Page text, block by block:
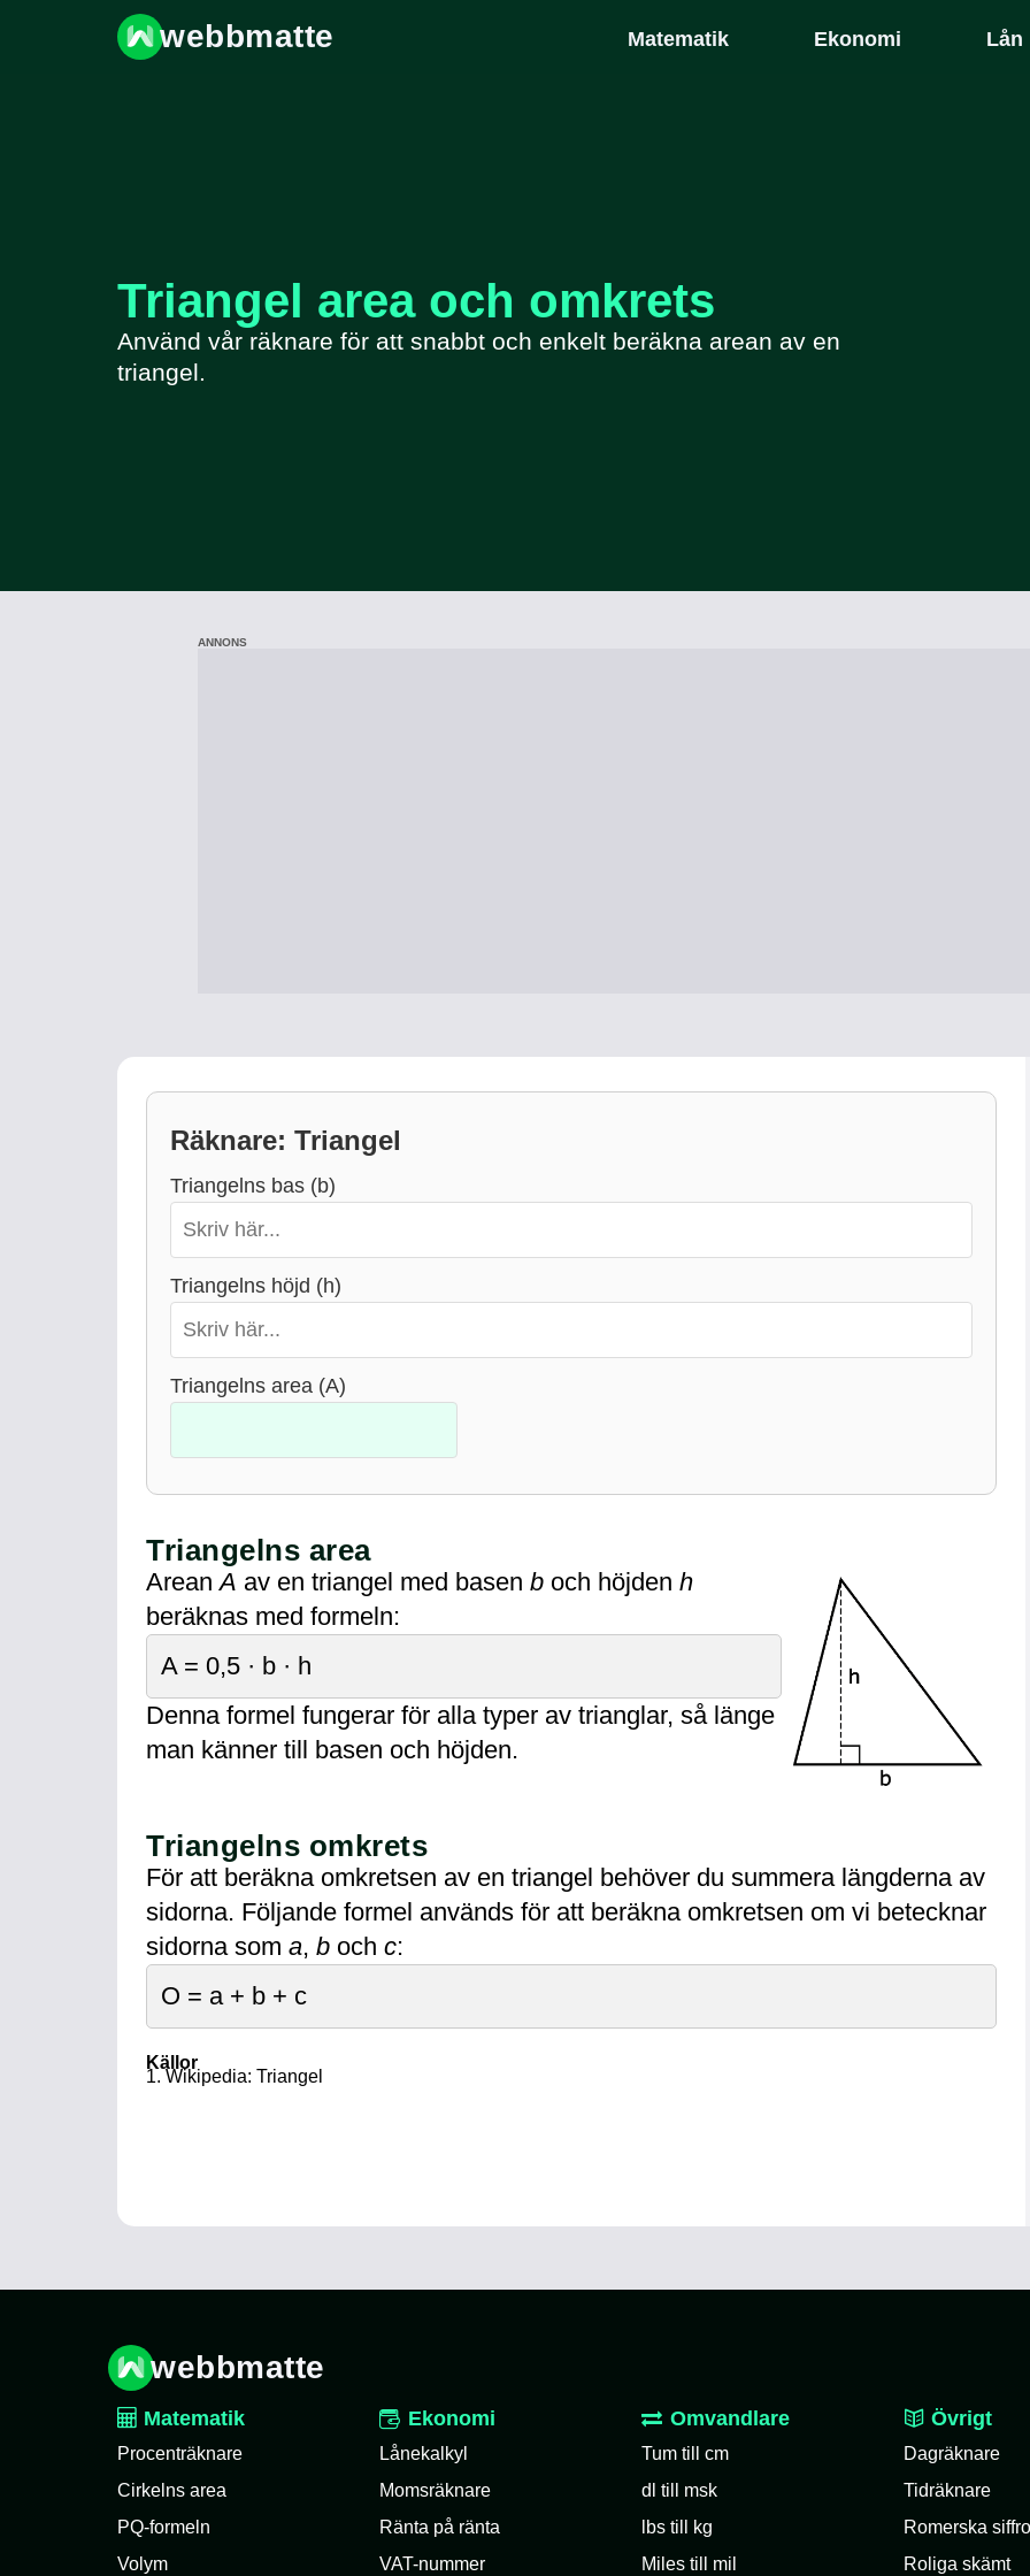
webbmatte Matematik Ekonomi Lån
Triangel area och omkrets
Använd vår räknare för att snabbt och enkelt beräkna arean av en
triangel.
ANNONS
Räknare: Triangel
Triangelns bas (b)
Triangelns höjd (h)
Triangelns area (A)
Triangelns area
AreanA av en triangel med basen b och höjden h
beräknas med formeln:
A = 0,5 · b · h
Denna formel fungerar för alla typer av trianglar, så länge
man känner till basen och höjden.
Triangelns omkrets
För att beräkna omkretsen av en triangel behöver du summera längderna av
sidorna. Följande formel används för att beräkna omkretsen om vi betecknar
sidorna som a, b och c:
O = a + b + c
Källor
Wikipedia: Triangel
webbmatte
Matematik
Procenträknare
Cirkelns area
PQ-formeln
Volym
Ekonomi
Lånekalkyl
Momsräknare
Ränta på ränta
VAT-nummer
Omvandlare
Tum till cm
dl till msk
lbs till kg
Miles till mil
Övrigt
Dagräknare
Tidräknare
Romerska
Roliga skämt